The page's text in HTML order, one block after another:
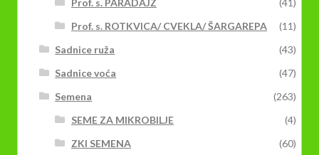
Prof. s. PARADAJZ
(41)
Prof. s. ROTKVICA/ CVEKLA/ ŠARGAREPA
(11)
Sadnice ruža
(43)
Sadnice voća
(47)
Semena
(263)
SEME ZA MIKROBILJE
(4)
ZKI SEMENA
(60)